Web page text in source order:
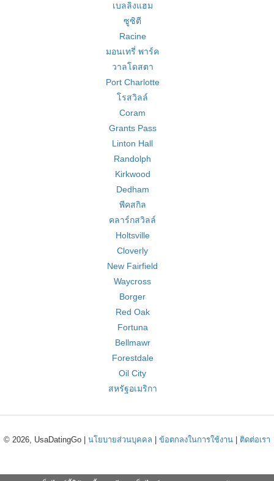
เบลลิงแฮม
ซูซิตี
Racine
มอนเทรี่ พาร์ค
วาลโดสตา
Port Charlotte
โรสวิลล์
Coram
Grants Pass
Linton Hall
Randolph
Kirkwood
Dedham
พีคสกิล
คลาร์กสวิลล์
Holtsville
Cloverly
New Fairfield
Waycross
Borger
Red Oak
Fortuna
Bellmawr
Forestdale
Oil City
สหรัฐอเมริกา
© 2026, UsaDatingGo | นโยบายส่วนบุคคล ข้อตกลงในการใช้งาน ติดต่อเรา